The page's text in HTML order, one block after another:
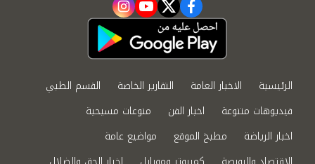
facebook
twitter
youtube
instagram
الرئيسية الاخبار العامة التقارير الخاصة
القسم الطبي
فيديوهات متنوعة
اخبار الفن
منوعات مسيحية
اخبار الرياضة
مطبخ الموقع
مواضيع عامة